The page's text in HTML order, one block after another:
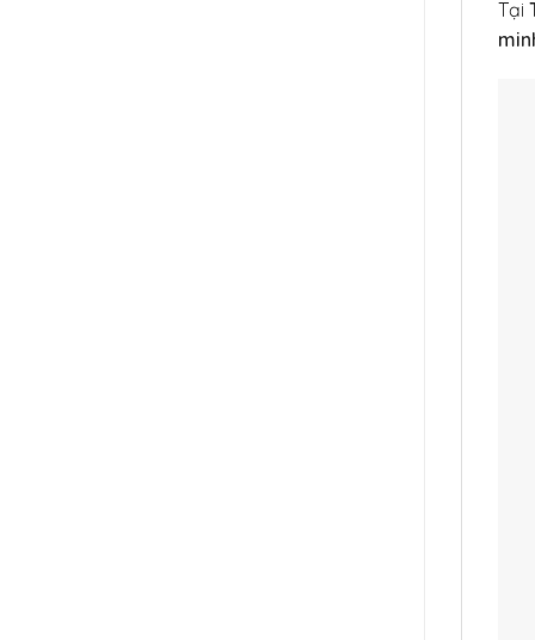
Tại